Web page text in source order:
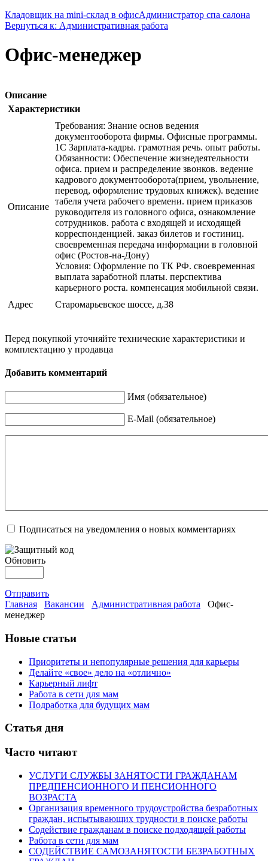
Кладовщик на mini-склад в офисАдминистратор спа салона
Вернуться к: Административная работа
Офис-менеджер
Описание
Характеристики
Описание
Требования: Знание основ ведения
документооборота фирмы. Офисные программы.
1С Зарплата-кадры. грамотная речь. опыт работы.
Обязанности: Обеспечение жизнедеятельности
офиса. прием и распределение звонков. ведение
кадрового документооборота(прием, увольнение,
перевод, оформление трудовых книжек). ведение
табеля учета рабочего времени. прием приказов
руководителя из головного офиса, ознакомление
сотрудников. работа с входящей и исходящей
корреспонденцией. заказ билетов и гостиниц.
своевременная передача информации в головной
офис (Ростов-на-Дону)
Условия: Оформление по ТК РФ. своевременная
выплата заработной платы. перспектива
карьерного роста. компенсация мобильной связи.
Адрес
Старомарьевское шоссе, д.38
Перед покупкой уточняйте технические характеристики и
комплектацию у продавца
Добавить комментарий
Имя (обязательное)
E-Mail (обязательное)
Подписаться на уведомления о новых комментариях
Обновить
Отправить
Главная
Вакансии Административная работа
Офис-
менеджер
Новые статьи
Приоритеты и непопулярные решения для карьеры
Делайте «свое» дело на «отлично»
Карьерный лифт
Работа в сети для мам
Подработка для будущих мам
Статья дня
Часто читают
УСЛУГИ СЛУЖБЫ ЗАНЯТОСТИ ГРАЖДАНАМ
ПРЕДПЕНСИОННОГО И ПЕНСИОННОГО
ВОЗРАСТА
Организация временного трудоустройства безработных
граждан, испытывающих трудности в поиске работы
Содействие гражданам в поиске подходящей работы
Работа в сети для мам
СОДЕЙСТВИЕ САМОЗАНЯТОСТИ БЕЗРАБОТНЫХ